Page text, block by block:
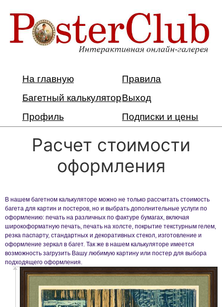
На главную
Правила
Багетный калькуляторВыход
Профиль
Подписки и цены
Расчет стоимости
оформления
В нашем багетном калькуляторе можно не только рассчитать стоимость
багета для картин и постеров, но и выбрать дополнительные услуги по
оформлению: печать на различных по фактуре бумагах, включая
широкоформатную печать, печать на холсте, покрытие текстурным гелем,
резка паспарту, стандартных и декоративных стекол, изготовление и
оформление зеркал в багет. Так же в нашем калькуляторе имеется
возможность загрузить Вашу любимую картину или постер для выбора
подходящего оформления.